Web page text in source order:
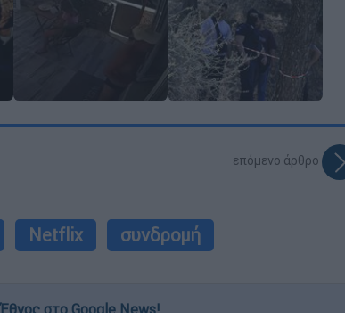
επόμενο άρθρο
Netflix συνδρομή
στο Google News!